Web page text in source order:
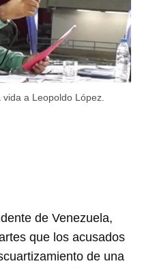
a Leopoldo López.
de Venezuela,
que los acusados
de una